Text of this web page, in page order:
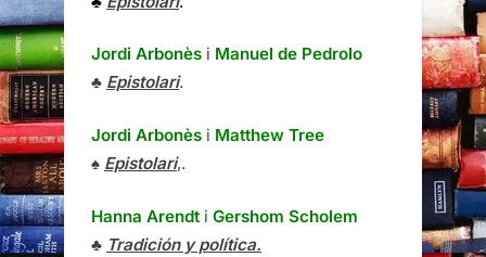
Jordi Arbonès i Manuel de Pedrolo
♣ Epistolari.
Jordi Arbonès i Matthew Tree
♠ Epistolari,.
Hanna Arendt i Gershom Scholem
♣ Tradición y política.